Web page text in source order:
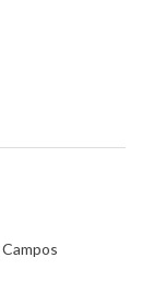
Campos